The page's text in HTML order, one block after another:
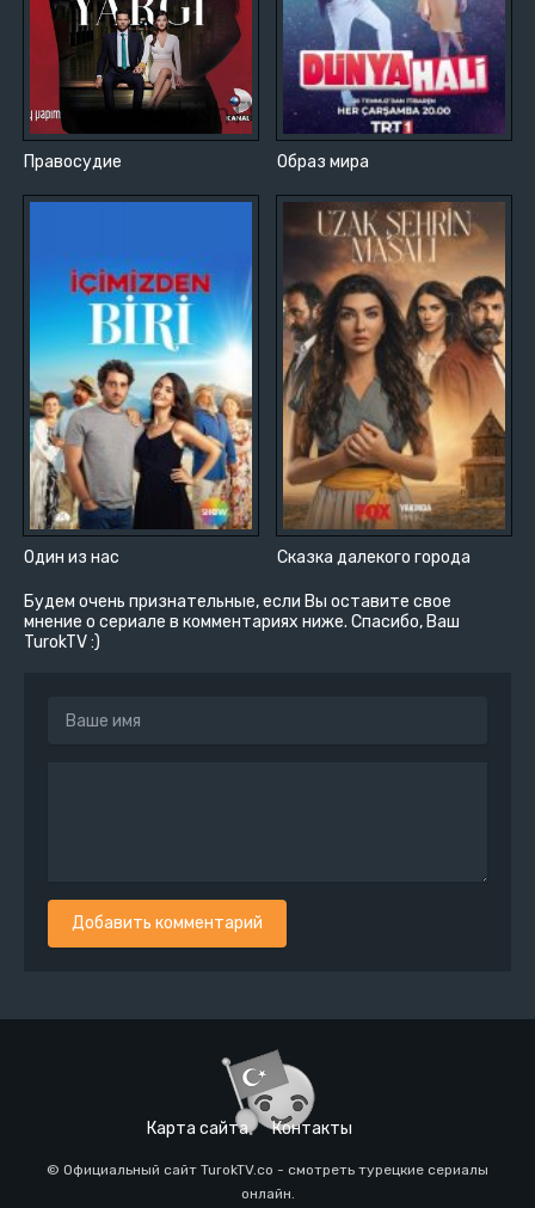
Правосудие Образ мира
Один из нас Сказка далекого города
Будем очень признательные, если Вы оставите свое
мнение о сериале в комментариях ниже. Спасибо, Ваш
TurokTV :)
Добавить комментарий
Карта сайта Контакты
© Официальный сайт TurokTV.co - смотреть турецкие сериалы
онлайн.